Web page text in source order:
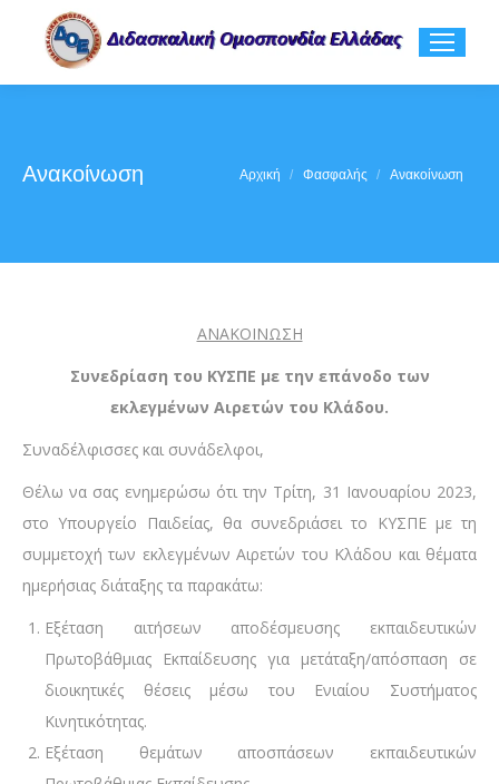
Ανακοίνωση You are here:
Αρχική Φασφαλής Ανακοίνωση
ΑΝΑΚΟΙΝΩΣΗ
Συνεδρίαση του ΚΥΣΠΕ με την επάνοδο των
εκλεγμένων Αιρετών του Κλάδου.
Συναδέλφισσες και συνάδελφοι,
Θέλω να σας ενημερώσω ότι την Τρίτη, 31 Ιανουαρίου 2023,
στο Υπουργείο Παιδείας, θα συνεδριάσει το ΚΥΣΠΕ με τη
συμμετοχή των εκλεγμένων Αιρετών του Κλάδου και θέματα
ημερήσιας διάταξης τα παρακάτω:
Εξέταση αιτήσεων αποδέσμευσης εκπαιδευτικών
Πρωτοβάθμιας Εκπαίδευσης για μετάταξη/απόσπαση σε
διοικητικές θέσεις μέσω του Ενιαίου Συστήματος
Κινητικότητας.
Εξέταση θεμάτων αποσπάσεων εκπαιδευτικών